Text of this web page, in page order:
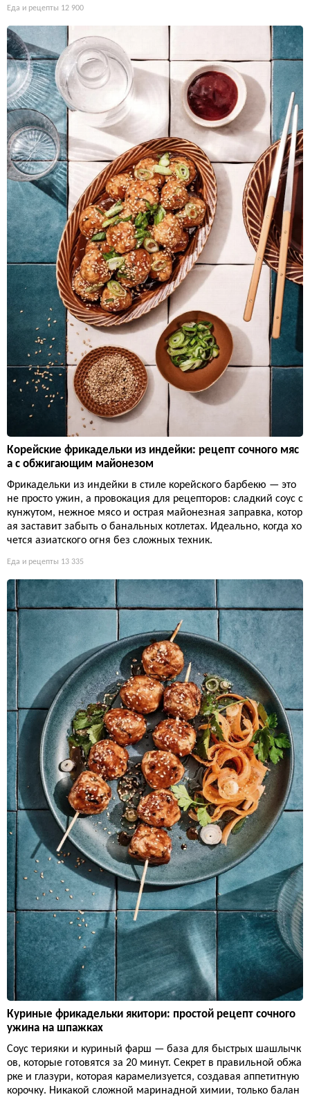
Еда и рецепты 12 900
Корейские фрикадельки из индейки: рецепт сочного мяс
а с обжигающим майонезом
Фрикадельки из индейки в стиле корейского барбекю — это
не просто ужин, а провокация для рецепторов: сладкий соус с
кунжутом, нежное мясо и острая майонезная заправка, котор
ая заставит забыть о банальных котлетах. Идеально, когда хо
чется азиатского огня без сложных техник.
Еда и рецепты 13 335
Куриные фрикадельки якитори: простой рецепт сочного
ужина на шпажках
Соус терияки и куриный фарш — база для быстрых шашлычк
ов, которые готовятся за 20 минут. Секрет в правильной обжа
рке и глазури, которая карамелизуется, создавая аппетитную
корочку. Никакой сложной маринадной химии, только балан